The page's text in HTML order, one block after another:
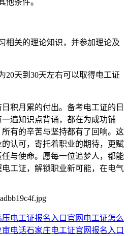
相关的理论知识，并参加理论及
20天到30天左右可以取得电工证
积月累的付出。备考电工证的日
遍知识点背诵，都在为成功铺
有的辛苦与坚持都有了回响。这
认可，寄托着职业的期待，更赋
与使命。愿每一位追梦人，都能
工证，解锁职业新可能，在电气
压电工证报名入口官网 电工证怎么
审电话石家庄电工证官网报名入口